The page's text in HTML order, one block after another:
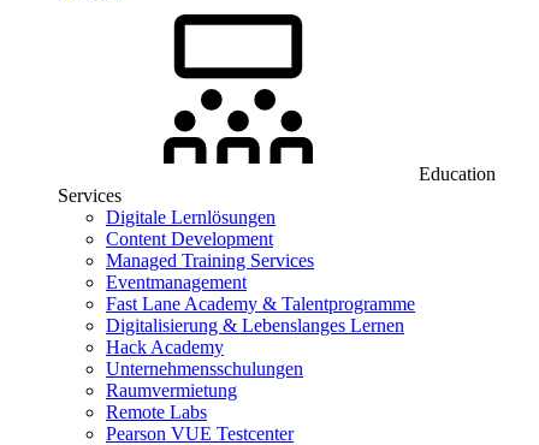
Education
Services
Digitale Lernlösungen
Content Development
Managed Training Services
Eventmanagement
Fast Lane Academy & Talentprogramme
Digitalisierung & Lebenslanges Lernen
Hack Academy
Unternehmensschulungen
Raumvermietung
Remote Labs
Pearson VUE Testcenter